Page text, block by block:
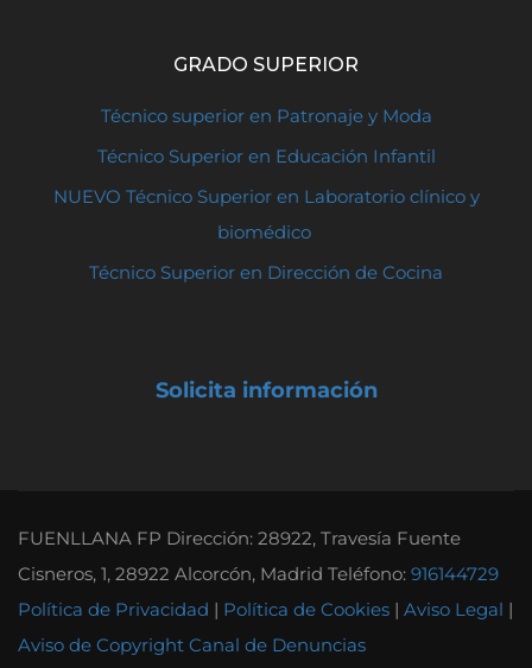
GRADO SUPERIOR
Técnico superior en Patronaje y Moda
Técnico Superior en Educación Infantil
NUEVO Técnico Superior en Laboratorio clínico y
biomédico
Técnico Superior en Dirección de Cocina
Solicita información
FUENLLANA FP Dirección: 28922, Travesía Fuente
Cisneros, 1, 28922 Alcorcón, Madrid Teléfono: 916144729
Política de Privacidad | Política de Cookies | Aviso Legal |
Aviso de Copyright Canal de Denuncias